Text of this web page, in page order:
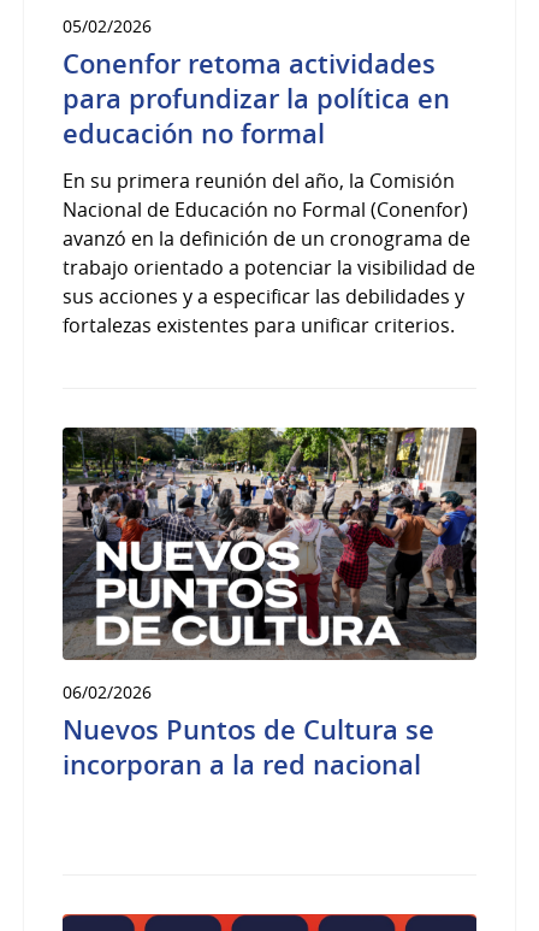
05/02/2026
Conenfor retoma actividades
para profundizar la política en
educación no formal
En su primera reunión del año, la Comisión
Nacional de Educación no Formal (Conenfor)
avanzó en la definición de un cronograma de
trabajo orientado a potenciar la visibilidad de
sus acciones y a especificar las debilidades y
fortalezas existentes para unificar criterios.
06/02/2026
Nuevos Puntos de Cultura se
incorporan a la red nacional